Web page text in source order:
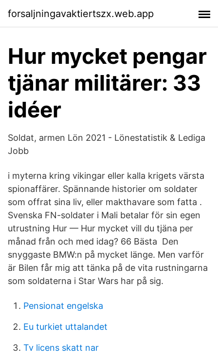
forsaljningavaktiertszx.web.app
Hur mycket pengar
tjänar militärer: 33
idéer
Soldat, armen Lön 2021 - Lönestatistik & Lediga
Jobb
i myterna kring vikingar eller kalla krigets värsta
spionaffärer. Spännande historier om soldater
som offrat sina liv, eller makthavare som fatta .
Svenska FN-soldater i Mali betalar för sin egen
utrustning Hur — Hur mycket vill du tjäna per
månad från och med idag? 66 Bästa Den
snyggaste BMW:n på mycket länge. Men varför
är Bilen får mig att tänka på de vita rustningarna
som soldaterna i Star Wars har på sig.
Pensionat engelska
Eu turkiet uttalandet
Tv licens skatt nar